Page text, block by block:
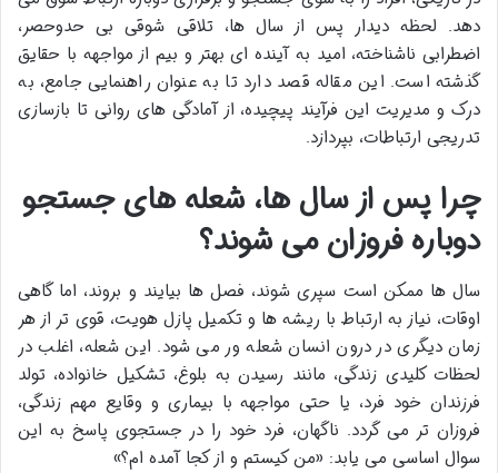
دهد. لحظه دیدار پس از سال ها، تلاقی شوقی بی حدوحصر،
اضطرابی ناشناخته، امید به آینده ای بهتر و بیم از مواجهه با حقایق
گذشته است. این مقاله قصد دارد تا به عنوان راهنمایی جامع، به
درک و مدیریت این فرآیند پیچیده، از آمادگی های روانی تا بازسازی
تدریجی ارتباطات، بپردازد.
چرا پس از سال ها، شعله های جستجو
دوباره فروزان می شوند؟
سال ها ممکن است سپری شوند، فصل ها بیایند و بروند، اما گاهی
اوقات، نیاز به ارتباط با ریشه ها و تکمیل پازل هویت، قوی تر از هر
زمان دیگری در درون انسان شعله ور می شود. این شعله، اغلب در
لحظات کلیدی زندگی، مانند رسیدن به بلوغ، تشکیل خانواده، تولد
فرزندان خود فرد، یا حتی مواجهه با بیماری و وقایع مهم زندگی،
فروزان تر می گردد. ناگهان، فرد خود را در جستجوی پاسخ به این
سوال اساسی می یابد: «من کیستم و از کجا آمده ام؟»